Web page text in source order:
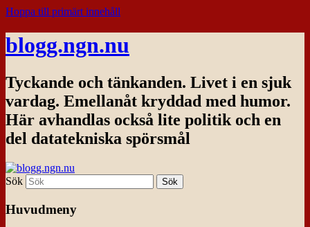
Hoppa till primärt innehåll
blogg.ngn.nu
Tyckande och tänkanden. Livet i en sjuk
vardag. Emellanåt kryddad med humor.
Här avhandlas också lite politik och en
del datatekniska spörsmål
Sök
Huvudmeny